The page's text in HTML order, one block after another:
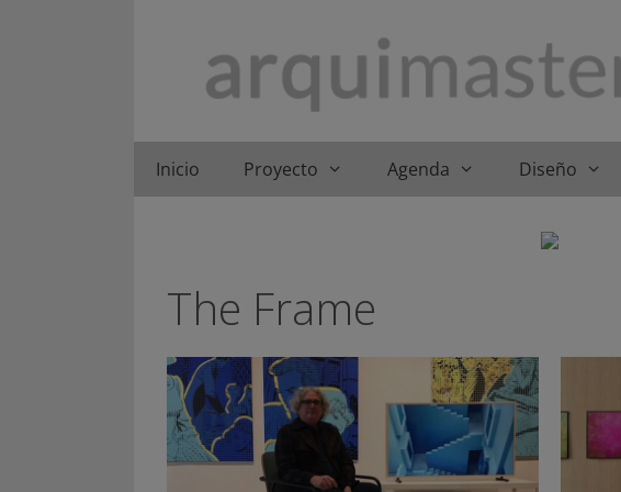
Inicio Proyecto Agenda Diseño
The Frame